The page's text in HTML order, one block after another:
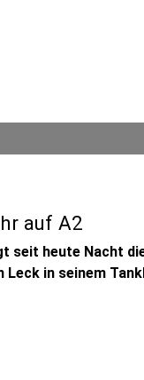
auf A2
seit heute Nacht
in seinem